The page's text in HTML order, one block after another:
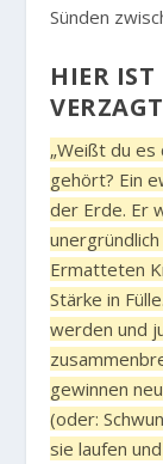
Sünden
HIER
„Weißt du
gehört? Ein
der Erde. Er
Ermatteten
Stärke in
werden und
gewinnen
(oder:
sie laufen